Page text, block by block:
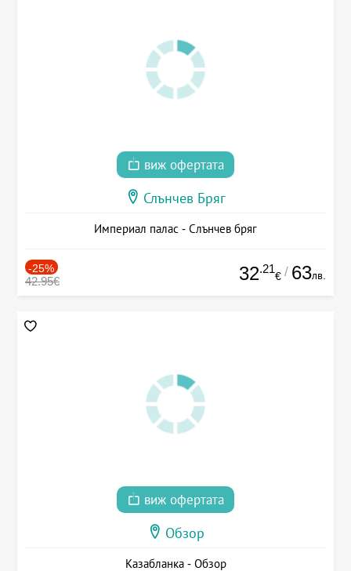
виж офертата
Слънчев Бряг
Империал палас - Слънчев бряг
-25%
42.95€ 32.21
€ / 63лв.
виж офертата
Обзор
Казабланка - Обзор